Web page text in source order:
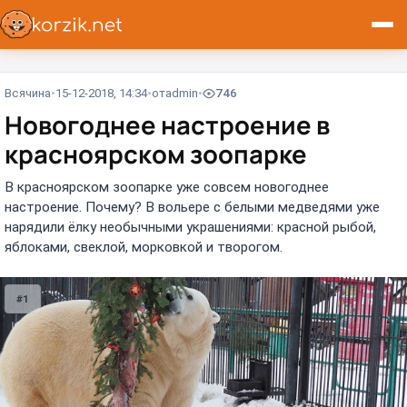
Всячина 15-12-2018, 14:34 отadmin 746
Новогоднее настроение в
красноярском зоопарке
В красноярском зоопарке уже совсем новогоднее
настроение. Почему? В вольере с белыми медведями уже
нарядили ёлку необычными украшениями: красной рыбой,
яблоками, свеклой, морковкой и творогом.
#1